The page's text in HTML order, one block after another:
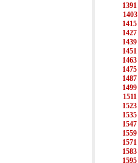
1391
1403
1415
1427
1439
1451
1463
1475
1487
1499
1511
1523
1535
1547
1559
1571
1583
1595